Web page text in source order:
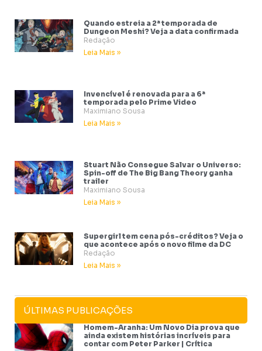
Quando estreia a 2ª temporada de
Dungeon Meshi? Veja a data confirmada
Redação
Leia Mais »
Invencível é renovada para a 6ª
temporada pelo Prime Video
Maximiano Sousa
Leia Mais »
Stuart Não Consegue Salvar o Universo:
Spin-off de The Big Bang Theory ganha
trailer
Maximiano Sousa
Leia Mais »
Supergirl tem cena pós-créditos? Veja o
que acontece após o novo filme da DC
Redação
Leia Mais »
ÚLTIMAS PUBLICAÇÕES
Homem-Aranha: Um Novo Dia prova que
ainda existem histórias incríveis para
contar com Peter Parker | Crítica